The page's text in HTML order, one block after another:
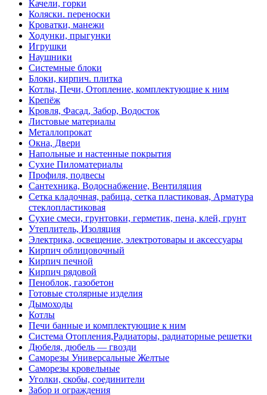
Качели, горки
Коляски. переноски
Кроватки, манежи
Ходунки, прыгунки
Игрушки
Наушники
Системные блоки
Блоки, кирпич. плитка
Котлы, Печи, Отопление, комплектующие к ним
Крепёж
Кровля, Фасад, Забор, Водосток
Листовые материалы
Металлопрокат
Окна, Двери
Напольные и настенные покрытия
Сухие Пиломатериалы
Профиля, подвесы
Сантехника, Водоснабжение, Вентиляция
Сетка кладочная, рабица, сетка пластиковая, Арматура
стеклопластиковая
Сухие смеси, грунтовки, герметик, пена, клей, грунт
Утеплитель, Изоляция
Электрика, освещение, электротовары и аксессуары
Кирпич облицовочный
Кирпич печной
Кирпич рядовой
Пеноблок, газобетон
Готовые столярные изделия
Дымоходы
Котлы
Печи банные и комплектующие к ним
Система Отопления,Радиаторы, радиаторные решетки
Дюбеля, дюбель — гвозди
Саморезы Универсальные Желтые
Саморезы кровельные
Уголки, скобы, соединители
Забор и ограждения